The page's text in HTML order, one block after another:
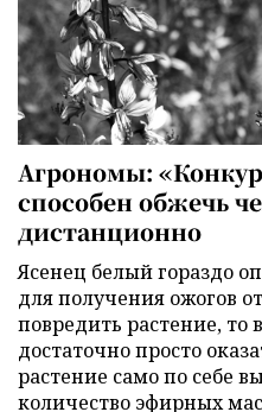
Агрономы:
способен обжечь
дистанционно
Ясенец белый гораздо
для получения ожогов
повредить растение, то
достаточно просто
растение само по себе
количество эфирных